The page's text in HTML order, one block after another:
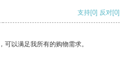
支持[0] 反对[0]
可以满足我所有的购物需求。